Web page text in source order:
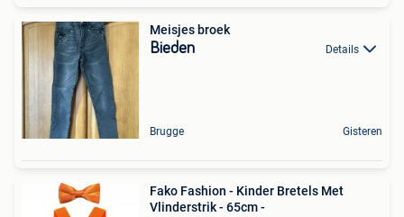
Meisjes broek
Bieden Details
Brugge Gisteren
Fako Fashion - Kinder Bretels Met
Vlinderstrik - 65cm -